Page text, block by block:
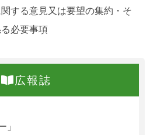
する意見又は要望の集約・そ
必要事項
広報誌
」